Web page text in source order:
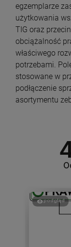
egzemplarze
użytkowania
TIG oraz
obciążalność
właściwego
potrzebami.
stosowane w
podłączenie
asortymentu
podgląd